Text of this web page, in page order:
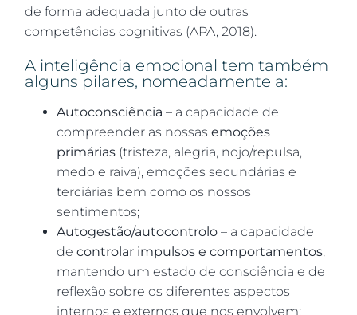
de forma adequada junto de outras
competências cognitivas (APA, 2018).
A inteligência emocional tem também
alguns pilares, nomeadamente a:
Autoconsciência – a capacidade de
compreender as nossasemoções
primárias (tristeza, alegria, nojo/repulsa,
medo e raiva), emoções secundárias e
terciárias bem como os nossos
sentimentos;
Autogestão/autocontrolo – a capacidade
decontrolar impulsos e comportamentos,
mantendo um estado de consciência e de
reflexão sobre os diferentes aspectos
internos e externos que nos envolvem;